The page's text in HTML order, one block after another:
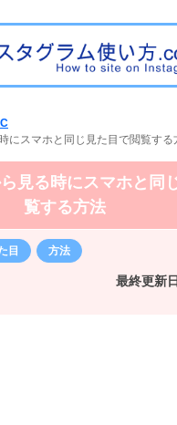
にスマホと同じ見た目で閲覧する
見る時にスマホと同
覧する方法
目 方法
最終更新